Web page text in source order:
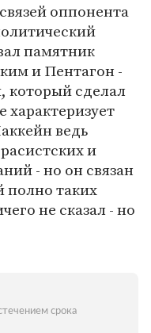
оппонента
памятник
и Пентагон -
который сделал
характеризует
ведь
и
- но он связан
полно таких
не сказал - но
срока